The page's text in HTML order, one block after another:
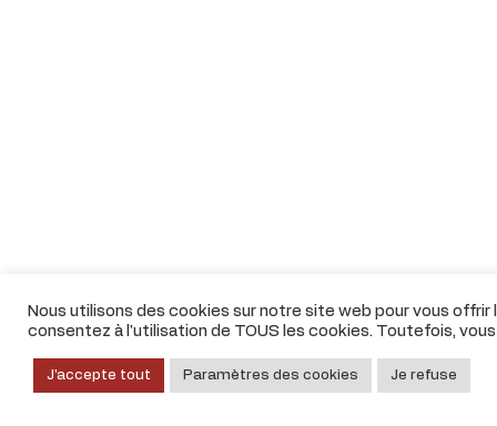
Nous utilisons des cookies sur notre site web pour vous
consentez à l'utilisation de TOUS les cookies. Toutefois,
J'accepte tout Paramètres des cookies Je refuse